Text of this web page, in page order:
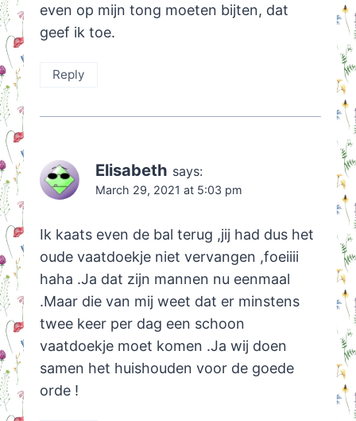
even op mijn tong moeten bijten, dat
geef ik toe.
Reply
Elisabeth says:
March 29, 2021 at 5:03 pm
Ik kaats even de bal terug ,jij had dus het
oude vaatdoekje niet vervangen ,foeiiii
haha .Ja dat zijn mannen nu eenmaal
.Maar die van mij weet dat er minstens
twee keer per dag een schoon
vaatdoekje moet komen .Ja wij doen
samen het huishouden voor de goede
orde !